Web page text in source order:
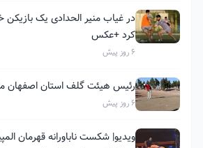
در غیاب منیر الحدادی یک
کرد +عکس
6 روز پیش
رئیس هیئت گلف استان
6 روز پیش
ویدیو| شکست ناباورانه قهرمان